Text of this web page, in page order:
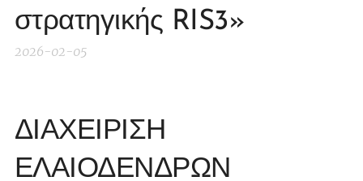
στρατηγικής RIS3»
2026-02-05
ΔΙΑΧΕΙΡΙΣΗ
ΕΛΑΙΟΔΕΝΔΡΩΝ